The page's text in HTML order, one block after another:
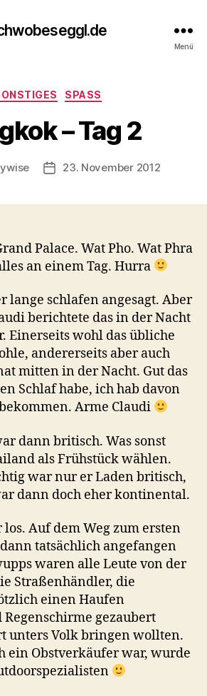
Menü
Kategorien
SPASS
– Tag 2
Veröffentlichungsdatum
23. November 2012
Palace. Wat Pho. Wat Phra
an einem Tag. Hurra
lange schlafen angesagt. Aber
berichtete das in der Nacht
Einerseits wohl das übliche
andererseits aber auch
mitten in der Nacht. Gut das
Schlaf habe, ich hab davon
Arme Claudi
dann britisch. Was sonst
als Frühstück wählen.
war nur er Laden britisch,
dann doch eher kontinental.
Auf dem Weg zum ersten
tatsächlich angefangen
waren alle Leute von der
Straßenhändler, die
einen Haufen
Regenschirme gezaubert
unters Volk bringen wollten.
ein Obstverkäufer war, wurde